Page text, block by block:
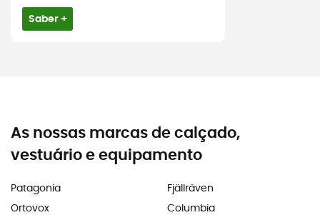
Saber +
As nossas marcas de calçado,
vestuário e equipamento
Patagonia
Ortovox
Fjällräven
Columbia